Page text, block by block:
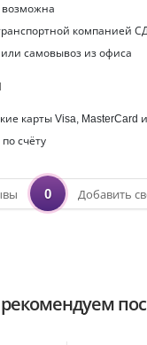
возможна
компанией
самовывоз из офиса
карты Visa, MasterCard
счёту
0 Добавить